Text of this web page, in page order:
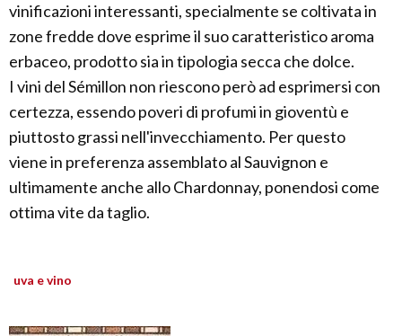
vinificazioni interessanti, specialmente se coltivata in
zone fredde dove esprime il suo caratteristico aroma
erbaceo, prodotto sia in tipologia secca che dolce.
I vini del Sémillon non riescono però ad esprimersi con
certezza, essendo poveri di profumi in gioventù e
piuttosto grassi nell'invecchiamento. Per questo
viene in preferenza assemblato al Sauvignon e
ultimamente anche allo Chardonnay, ponendosi come
ottima vite da taglio.
uva e vino